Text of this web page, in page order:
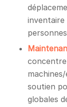
inventaire
soutien
globales